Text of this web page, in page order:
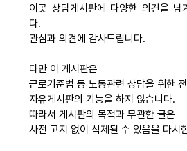
이곳 상담게시판에 다양한 의견을 남
다.
관심과 의견에 감사드립니다.
다만 이 게시판은
근로기준법 등 노동관련 상담을 위한
자유게시판의 기능을 하지 않습니다.
따라서 게시판의 목적과 무관한 글은
사전 고지 없이 삭제될 수 있음을 다시
자료
부설기관
업무